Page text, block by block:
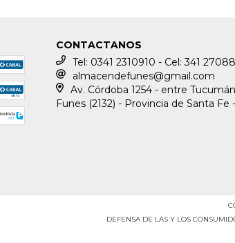
CONTACTANOS
Tel: 0341 2310910 - Cel: 341
almacendefunes@gmail.com
Av. Córdoba 1254 - entre
Funes (2132) - Provincia de Santa Fe
DEFENSA DE LAS Y LOS